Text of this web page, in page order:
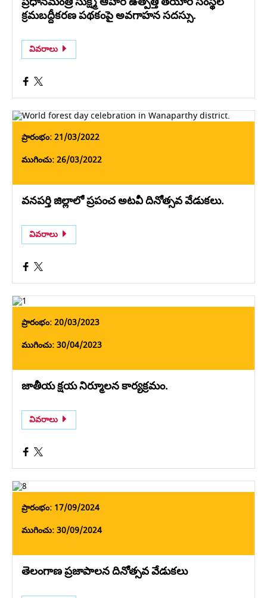
క్రమబద్దీకరణ పథకంపై అవగాహన సదస్సు.
వివరాలు
ప్రారంభం: 21/03/2022
ముగించు: 26/03/2022
వనపర్తి జిల్లాలో ప్రపంచ అటవీ దినోత్సవ వేడుకలు.
వివరాలు
ప్రారంభం: 20/03/2023
ముగించు: 30/04/2023
జాతీయ క్షయ నిర్మూలన కార్యక్రమం.
వివరాలు
ప్రారంభం: 17/09/2024
ముగించు: 30/09/2024
తెలంగాణ ప్రజాపాలన దినోత్సవ వేడుకలు